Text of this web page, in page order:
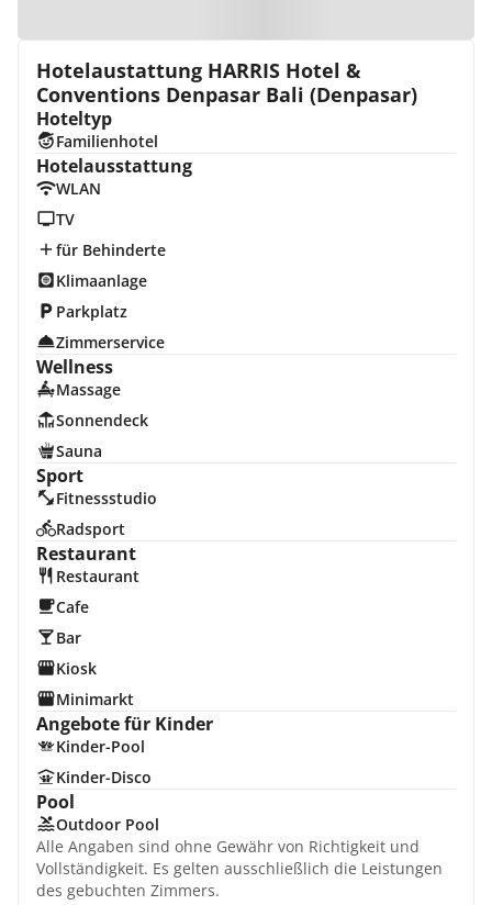
Hotelaustattung HARRIS Hotel &
Conventions Denpasar Bali (Denpasar)
Hoteltyp
Familienhotel
Hotelausstattung
WLAN
TV
für Behinderte
Klimaanlage
Parkplatz
Zimmerservice
Wellness
Massage
Sonnendeck
Sauna
Sport
Fitnessstudio
Radsport
Restaurant
Restaurant
Cafe
Bar
Kiosk
Minimarkt
Angebote für Kinder
Kinder-Pool
Kinder-Disco
Pool
Outdoor Pool
Alle Angaben sind ohne Gewähr von Richtigkeit und
Vollständigkeit. Es gelten ausschließlich die Leistungen
des gebuchten Zimmers.